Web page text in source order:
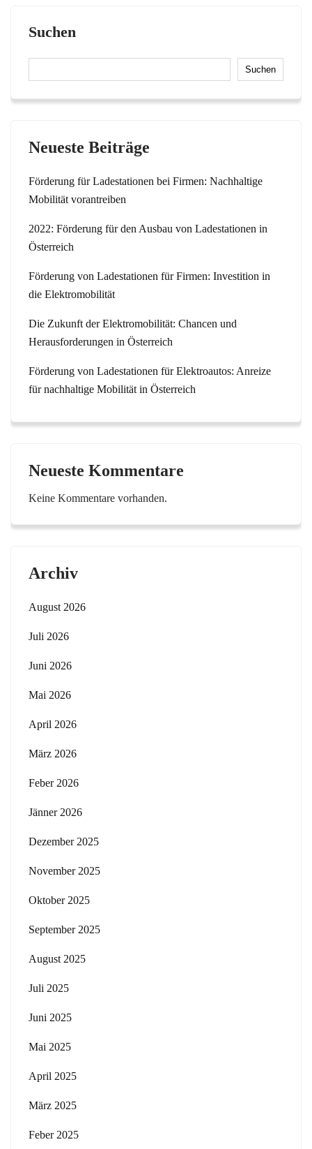
Suchen
Suchen
Neueste Beiträge
Förderung für Ladestationen bei Firmen: Nachhaltige
Mobilität vorantreiben
2022: Förderung für den Ausbau von Ladestationen in
Österreich
Förderung von Ladestationen für Firmen: Investition in
die Elektromobilität
Die Zukunft der Elektromobilität: Chancen und
Herausforderungen in Österreich
Förderung von Ladestationen für Elektroautos: Anreize
für nachhaltige Mobilität in Österreich
Neueste Kommentare
Keine Kommentare vorhanden.
Archiv
August 2026
Juli 2026
Juni 2026
Mai 2026
April 2026
März 2026
Feber 2026
Jänner 2026
Dezember 2025
November 2025
Oktober 2025
September 2025
August 2025
Juli 2025
Juni 2025
Mai 2025
April 2025
März 2025
Feber 2025